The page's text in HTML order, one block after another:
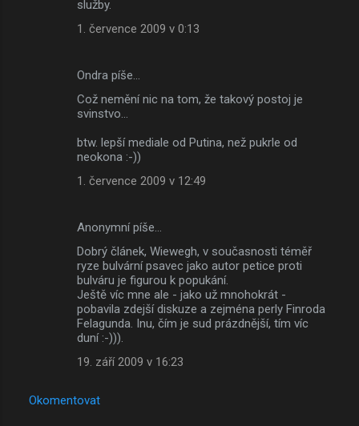
služby.
1. července 2009 v 0:13
Ondra píše…
Což nemění nic na tom, že takový postoj je
svinstvo...
btw. lepší mediale od Putina, než pukrle od
neokona :-))
1. července 2009 v 12:49
Anonymní píše…
Dobrý článek, Wiewegh, v současnosti téměř
ryze bulvární psavec jako autor petice proti
bulváru je figurou k popukání.
Ještě víc mne ale - jako už mnohokrát -
pobavila zdejší diskuze a zejména perly Finroda
Felagunda. Inu, čím je sud prázdnější, tím víc
duní :-))).
19. září 2009 v 16:23
Okomentovat